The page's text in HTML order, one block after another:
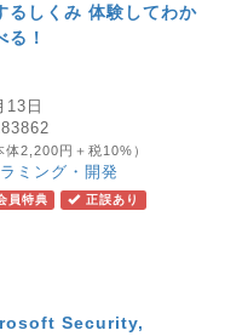
るしくみ 体験してわか
る！
13日
体2,200円＋税10%）
ミング・開発
員特典 正誤あり
Security,